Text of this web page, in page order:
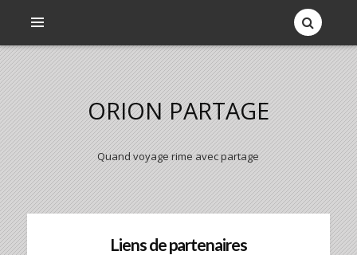
ORION PARTAGE
Quand voyage rime avec partage
Liens de partenaires